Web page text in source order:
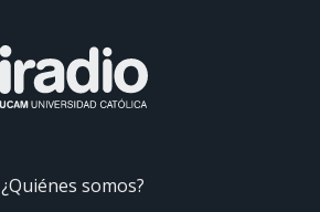
¿Quiénes somos?